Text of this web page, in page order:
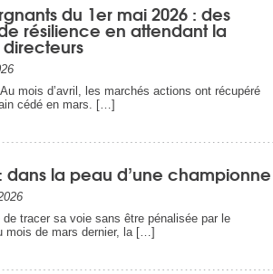
du 1er mai 2026 : des
résilience en attendant la
mois d’avril, les marchés actions ont récupéré
cédé en mars. […]
dans la peau d’une championne
de tracer sa voie sans être pénalisée par le
mois de mars dernier, la […]